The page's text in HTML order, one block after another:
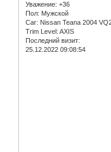
Уважение: +36
Пол: Мужской
Car: Nissan Teana 2004
Trim Level: AXIS
Последний визит:
25.12.2022 09:08:54